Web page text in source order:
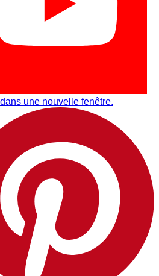
une nouvelle fenêtre.